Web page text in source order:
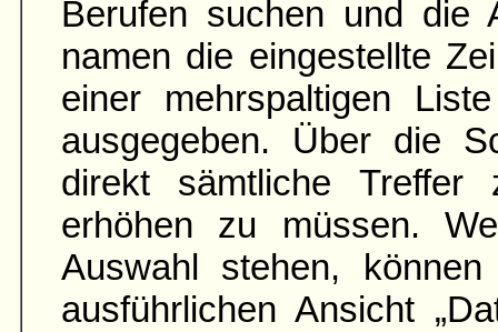
Berufen suchen und die
namen die ein­gestellte
einer mehr­spaltigen
aus­gegeben. Über die
direkt sämtliche
erhöhen zu müssen.
Auswahl stehen,
ausführ­lichen Ansicht